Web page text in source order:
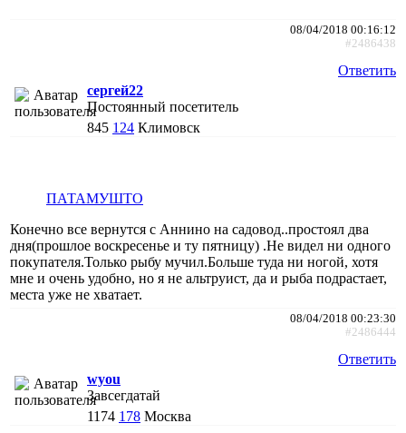
08/04/2018 00:16:12
#2486438
Ответить
сергей22
Постоянный посетитель
845 124 Климовск
ПАТАМУШТО
Конечно все вернутся с Аннино на садовод..простоял два
дня(прошлое воскресенье и ту пятницу) .Не видел ни одного
покупателя.Только рыбу мучил.Больше туда ни ногой, хотя
мне и очень удобно, но я не альтруист, да и рыба подрастает,
места уже не хватает.
08/04/2018 00:23:30
#2486444
Ответить
wyou
Завсегдатай
1174 178 Москва